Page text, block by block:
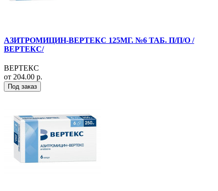
АЗИТРОМИЦИН-ВЕРТЕКС 125МГ. №6 ТАБ. П/П/О /
ВЕРТЕКС/
ВЕРТЕКС
от 204.00 р.
Под заказ